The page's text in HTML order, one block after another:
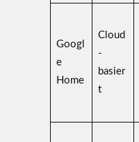
Googl
e
Home
Cloud
-
basier
t